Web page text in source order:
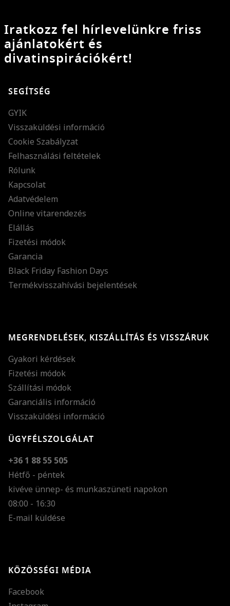
Iratkozz fel hírlevelünkre friss
ajánlatokért és
divatinspirációkért!
SEGÍTSÉG
GYIK
Visszaküldési információ
Cookie Szabályzat
Felhasználási feltételek
Rólunk
Kapcsolat
Adatvédelem
Online vitarendezés
Elállás
Fizetési módok
Garancia
Black Friday Fashion Days
Termékvisszahívási bejelentések
MEGRENDELÉSEK, KISZÁLLÍTÁS ÉS VISSZÁRUK
Gyakori kérdések
Fizetési módok
Szállítási módok
Garanciális információ
Visszaküldési információ
ÜGYFÉLSZOLGÁLAT
+36 1 88 55 505
Hétfő - péntek
kivéve ünnep- és munkaszüneti napokon
08:00 - 16:30
E-mail küldése
KÖZÖSSÉGI MÉDIA
Facebook